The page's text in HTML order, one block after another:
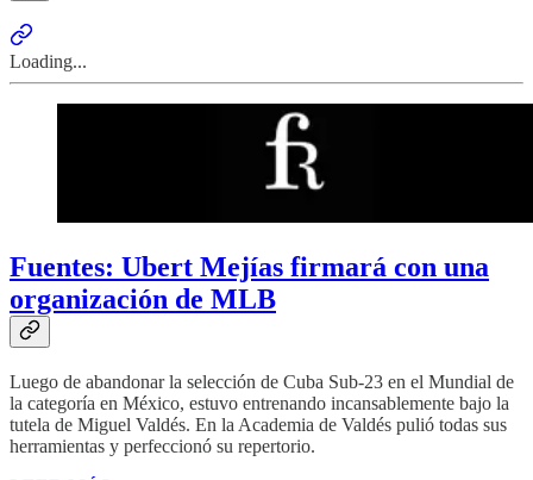
Loading...
Fuentes: Ubert Mejías firmará con una
organización de MLB
Luego de abandonar la selección de Cuba Sub-23 en el Mundial de
la categoría en México, estuvo entrenando incansablemente bajo la
tutela de Miguel Valdés. En la Academia de Valdés pulió todas sus
herramientas y perfeccionó su repertorio.